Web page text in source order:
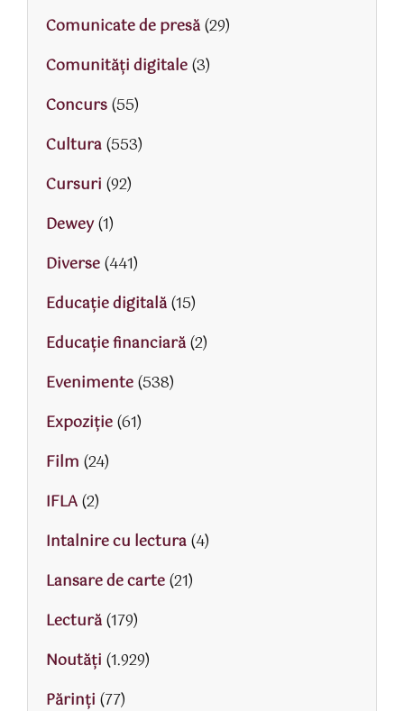
Comunicate de presă(29)
Comunități digitale(3)
Concurs(55)
Cultura(553)
Cursuri (92)
Dewey(1)
Diverse(441)
Educaţie digitală(15)
Educaţie financiară(2)
Evenimente(538)
Expoziție(61)
Film (24)
IFLA(2)
Intalnire cu lectura(4)
Lansare de carte(21)
Lectură(179)
Noutăți (1.929)
Părinţi (77)